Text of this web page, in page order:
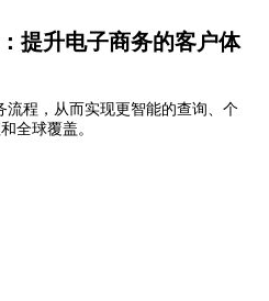
提升电子商务的客户体
流程，从而实现更智能的查询、个
全球覆盖。